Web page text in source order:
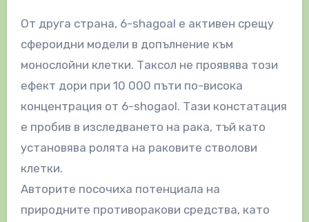
От друга страна, 6-shagoal е активен срещу
сфероидни модели в допълнение към
монослойни клетки. Таксол не проявява този
ефект дори при 10 000 пъти по-висока
концентрация от 6-shogaol. Тази констатация
е пробив в изследването на рака, тъй като
установява ролята на раковите стволови
клетки.
Авторите посочиха потенциала на
природните противоракови средства, като